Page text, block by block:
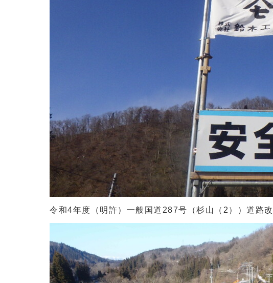
令和4年度（明許）一般国道287号（杉山（2））道路